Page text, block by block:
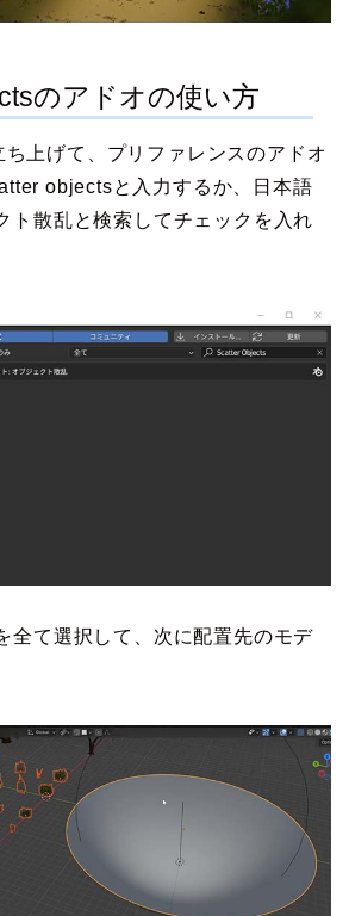
のアドオの使い方
上げて、プリファレンスのアドオ
objectsと入力するか、日本語
ト散乱と検索してチェックを入れ
全て選択して、次に配置先のモデ